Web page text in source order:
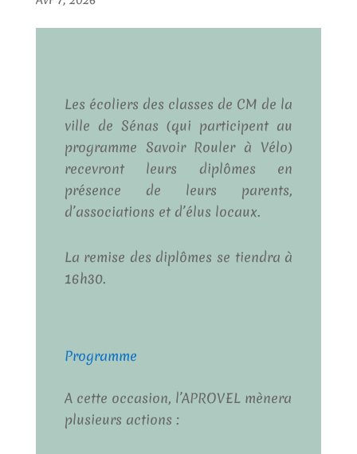
Les écoliers des classes de CM de la
ville de Sénas (qui participent au
programme Savoir Rouler à Vélo)
recevront leurs diplômes en
présence de leurs parents,
d’associations et d’élus locaux.
La remise des diplômes se tiendra à
16h30.
Programme
A cette occasion, l’APROVEL mènera
plusieurs actions :